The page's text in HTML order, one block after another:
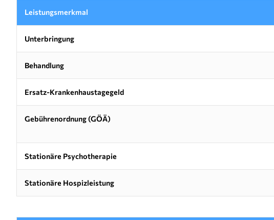
Leistungsmerkmal
Unterbringung
Behandlung
Ersatz-Krankenhaustagegeld
Gebührenordnung (GÖÄ)
Stationäre Psychotherapie
Stationäre Hospizleistung